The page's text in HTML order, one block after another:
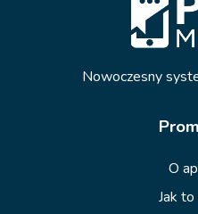
Nowoczesny
O
Jak to